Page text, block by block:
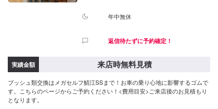
年中無休
返信待たずに予約確定！
実績金額 来店時無料見積
ブッシュ類交換はメガセルフ鯖江SSまで！お車の乗り心地に影響するゴムで
す。こちらのページからご予約ください！<費用目安>ご来店後のお見積もり
となります。